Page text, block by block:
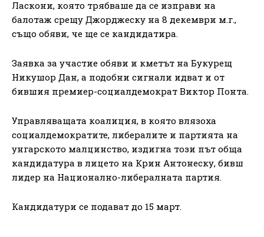
Ласкони, която трябваше да се изправи на
балотаж срещу Джорджеску на 8 декември м.г.,
също обяви, че ще се кандидатира.
Заявка за участие обяви и кметът на Букурещ
Никушор Дан, а подобни сигнали идват и от
бившия премиер-социалдемократ Виктор Понта.
Управляващата коалиция, в която влязоха
социалдемократите, либералите и партията на
унгарското малцинство, издигна този път обща
кандидатура в лицето на Крин Антонеску, бивш
лидер на Национално-либералната партия.
Кандидатури се подават до 15 март.